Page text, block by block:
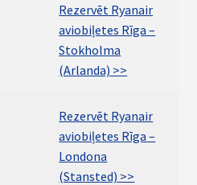
Rezervēt Ryanair
aviobiļetes Rīga –
Stokholma
(Arlanda) >>
Rezervēt Ryanair
aviobiļetes Rīga –
Londona
(Stansted) >>